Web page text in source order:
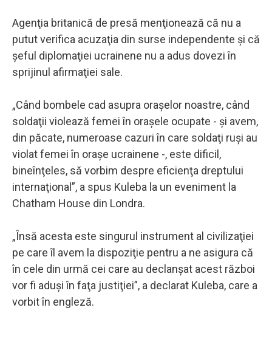
Agenţia britanică de presă menţionează că nu a
putut verifica acuzaţia din surse independente şi că
şeful diplomaţiei ucrainene nu a adus dovezi în
sprijinul afirmaţiei sale.
„Când bombele cad asupra oraşelor noastre, când
soldaţii violează femei în oraşele ocupate - şi avem,
din păcate, numeroase cazuri în care soldaţi ruşi au
violat femei în oraşe ucrainene -, este dificil,
bineînţeles, să vorbim despre eficienţa dreptului
internaţional”, a spus Kuleba la un eveniment la
Chatham House din Londra.
„Însă acesta este singurul instrument al civilizaţiei
pe care îl avem la dispoziţie pentru a ne asigura că
în cele din urmă cei care au declanşat acest război
vor fi aduşi în faţa justiţiei”, a declarat Kuleba, care a
vorbit în engleză.